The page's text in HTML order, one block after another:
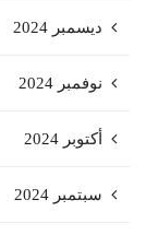
ديسمبر 2024
نوفمبر 2024
أكتوبر 2024
سبتمبر 2024